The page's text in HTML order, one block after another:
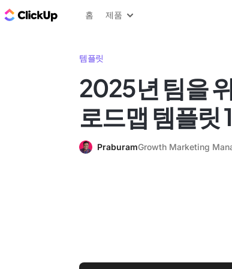
ClickUp 블로그
홈 제품
템플릿
2025년 팀을
로드맵 템플릿
PraburamGrowth Marketing